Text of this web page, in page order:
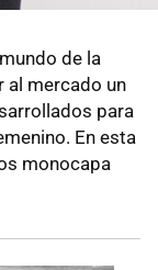
de la
al mercado un
para
En esta
monocapa